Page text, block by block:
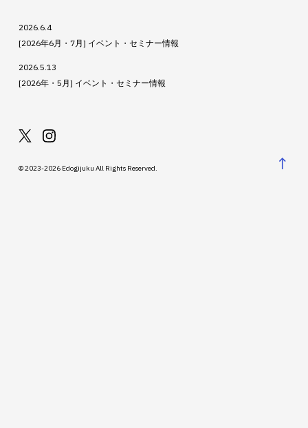
↑
2026.6.4
[2026年6月・7月] イベント・セミナー情報
2026.5.13
[2026年・5月] イベント・セミナー情報
© 2023-2026 Edogijuku All Rights Reserved.